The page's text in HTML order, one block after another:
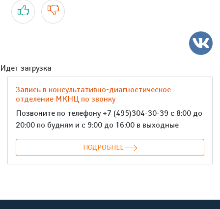
Да Нет
Идет загрузка
Запись в консультативно-диагностическое
отделение МКНЦ по звонку
Позвоните по телефону +7 (495)304-30-39 с 8:00 до
20:00 по будням и с 9:00 до 16:00 в выходные
ПОДРОБНЕЕ